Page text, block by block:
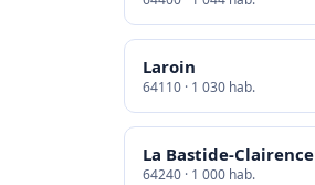
Laroin
64110 · 1 030 hab.
La Bastide-Clairence
64240 · 1 000 hab.